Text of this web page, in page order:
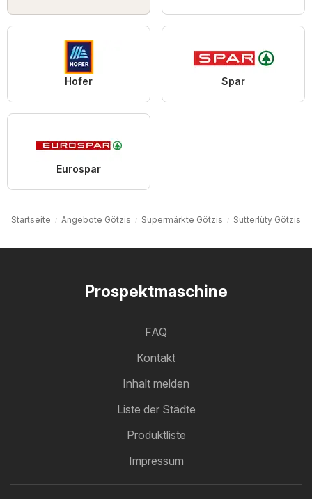
Hofer Spar
Eurospar
Startseite Angebote Götzis Supermärkte Götzis Sutterlüty Götzis
Prospektmaschine
FAQ
Kontakt
Inhalt melden
Liste der Städte
Produktliste
Impressum